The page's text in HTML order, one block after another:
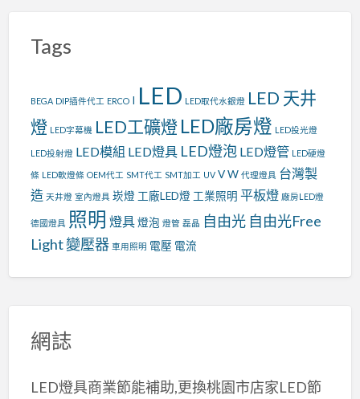
Tags
BEGA DIP插件代工 ERCO I LED LED取代水銀燈 LED 天井
燈 LED字幕機 LED工礦燈 LED廠房燈 LED投光燈
LED投射燈 LED模組 LED燈具 LED燈泡 LED燈管 LED硬燈
條 LED軟燈條 OEM代工 SMT代工 SMT加工 UV V W 代理燈具 台灣製
造 天井燈 室內燈具 崁燈 工廠LED燈 工業照明 平板燈 廠房LED燈
德國燈具 照明 燈具 燈泡 燈管 磊晶 自由光 自由光Free
Light變壓器 車用照明 電壓 電流
網誌
LED燈具商業節能補助,更換桃園市店家LED節